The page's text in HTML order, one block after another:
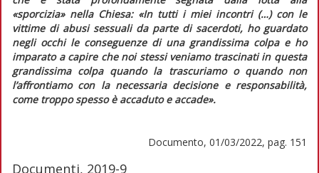
«sporcizia» nella Chiesa: «In tutti i miei incontri (…) con le
vittime di abusi sessuali da parte di sacerdoti, ho guardato
negli occhi le conseguenze di una grandissima colpa e ho
imparato a capire che noi stessi veniamo trascinati in questa
grandissima colpa quando la trascuriamo o quando non
l’affrontiamo con la necessaria decisione e responsabilità,
come troppo spesso è accaduto e accade».
Documento, 01/03/2022, pag. 151
Documenti, 2019-9